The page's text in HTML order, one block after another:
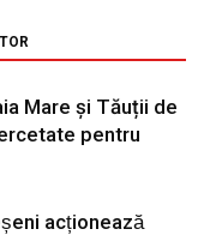
Mare și Tăuții de
pentru
acționează